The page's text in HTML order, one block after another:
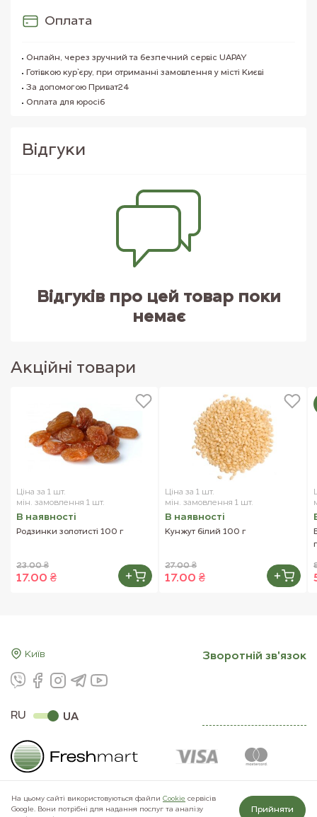
Оплата
Онлайн, через зручний та безпечний сервіс UAPAY
Готівкою кур`єру, при отриманні замовлення у місті Києві
За допомогою Приват24
Оплата для юросіб
Вiдгуки
Відгуків про цей товар поки
немає
Акцiйнi товари
Ціна за 1 шт.
мін. замовлення 1 шт.
В наявностi
Родзинки золотисті 100 г
23.00 ₴
17.00 ₴
Ціна за 1 шт.
мін. замовлення 1 шт.
В наявностi
Кунжут білий 100 г
27.00 ₴
17.00 ₴
Київ
RU UA
Зворотнiй зв'язок
На цьому сайті використовуються файли Сookie сервісів
Google. Вони потрібні для надання послуг та аналізу
Прийняти